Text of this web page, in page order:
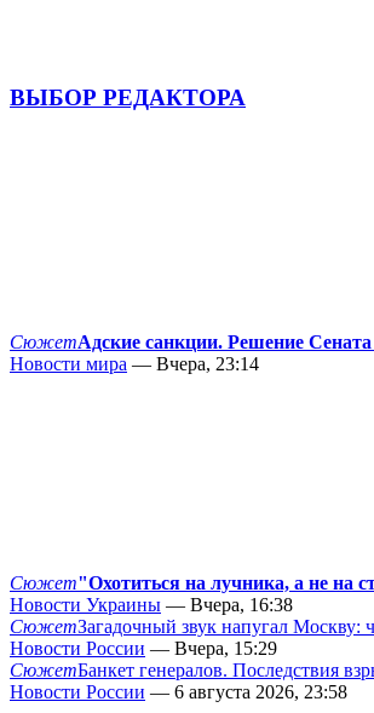
ВЫБОР РЕДАКТОРА
СюжетАдские санкции. Решение
Новости мира — Вчера, 23:14
Сюжет"Охотиться на лучника, а не на
Новости Украины — Вчера, 16:38
СюжетЗагадочный звук напугал Москву:
Новости России — Вчера, 15:29
СюжетБанкет генералов. Последствия
Новости России — 6 августа 2026, 23:58